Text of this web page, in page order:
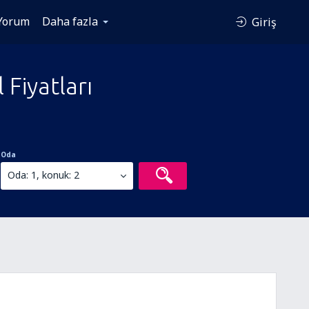
Daha fazla Giriş
Oda
Oda: 1, konuk: 2